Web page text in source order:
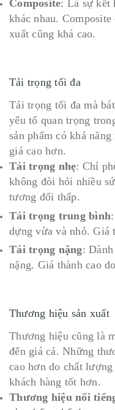
Composite: Là sự kết
khác nhau.
xuất cũng khá cao.
Tải trọng tối đa
Tải trọng tối đa mà
yếu tố quan trọng
sản phẩm có khả
giá cao hơn.
Tải trọng nhẹ: Chỉ
không đòi hỏi nhiều
tương đối thấp.
Tải trọng trung bình
dựng vừa và nhỏ. Giá
Tải trọng nặng:
nặng. Giá thành cao
Thương hiệu sản xuất
Thương hiệu cũng là
đến giá cả. Những
cao hơn do chất
khách hàng tốt hơn.
Thương hiệu nổi